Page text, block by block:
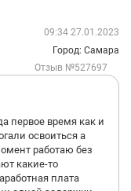
09:34 27.01.2023
Город: Самара
Отзыв №527697
первое время как и
освоиться а
работаю без
какие-то
плата